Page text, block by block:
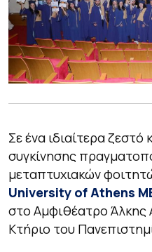
Σε ένα ιδιαίτερα ζεστό
συγκίνησης
μεταπτυχιακών
University of Athens
στο Αμφιθέατρο Άλκης
Κτήριο του